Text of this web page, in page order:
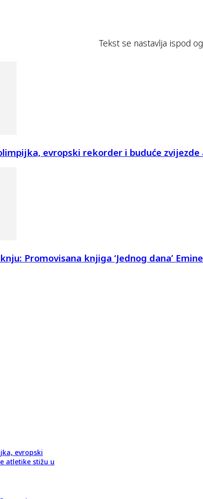
Tekst se nastavlja ispod
evropski rekorder i buduće
Promovisana knjiga ‘Jednog dana’
evropski
atletike stižu u